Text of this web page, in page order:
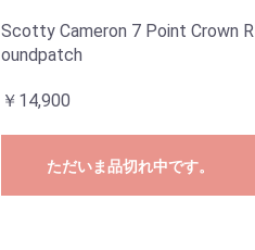
Scotty Cameron 7 Point Crown R
oundpatch
￥14,900
ただいま品切れ中です。